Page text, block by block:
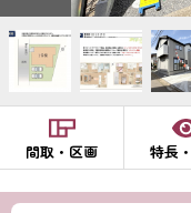
間取・区画 特長